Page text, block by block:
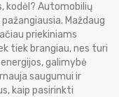
kodėl? Automobilių
Maždaug
priekiniams
tiek brangiau, nes turi
galimybė
saugumui ir
kaip pasirinkti